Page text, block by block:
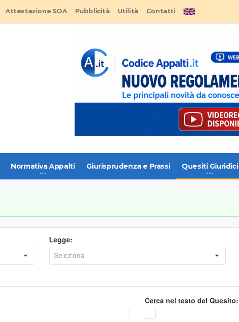
Attestazione SOA Pubblicità Utilità Contatti
Normativa Appalti Giurisprudenza e Prassi Quesiti Giuridici
Legge:
Cerca nel testo del Quesito: